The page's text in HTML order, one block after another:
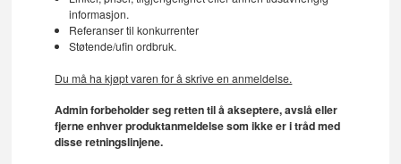
informasjon.
Referanser til konkurrenter
Støtende/ufin ordbruk.
Du må ha kjøpt varen for å skrive en anmeldelse.
Admin forbeholder seg retten til å akseptere, avslå eller
fjerne enhver produktanmeldelse som ikke er i tråd med
disse retningslinjene.